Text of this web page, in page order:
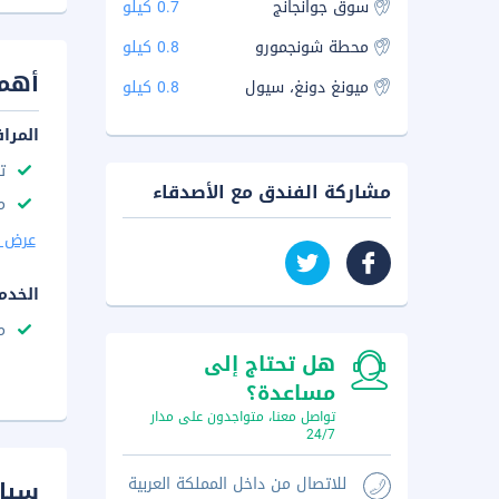
عرض
سوق جوانجانج
0.7 كيلو
محطة شونجمورو
0.8 كيلو
ميونغ دونغ، سيول
0.8 كيلو
مشاركة الفندق مع الأصدقاء
هل تحتاج إلى
مساعدة؟
تواصل معنا، متواجدون على مدار
24/7
للاتصال من داخل المملكة العربية